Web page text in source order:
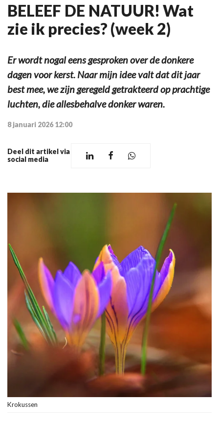
BELEEF DE NATUUR! Wat
zie ik precies? (week 2)
Er wordt nogal eens gesproken over de donkere
dagen voor kerst. Naar mijn idee valt dat dit jaar
best mee, we zijn geregeld getrakteerd op prachtige
luchten, die allesbehalve donker waren.
8 januari 2026 12:00
Deel dit artikel via
social media
Krokussen